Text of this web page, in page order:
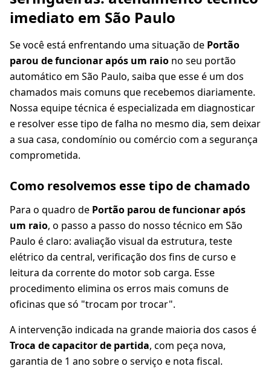
imediato em São Paulo
Se você está enfrentando uma situação de Portão
parou de funcionar após um raio no seu portão
automático em São Paulo, saiba que esse é um dos
chamados mais comuns que recebemos diariamente.
Nossa equipe técnica é especializada em diagnosticar
e resolver esse tipo de falha no mesmo dia, sem deixar
a sua casa, condomínio ou comércio com a segurança
comprometida.
Como resolvemos esse tipo de chamado
Para o quadro de Portão parou de funcionar após
um raio, o passo a passo do nosso técnico em São
Paulo é claro: avaliação visual da estrutura, teste
elétrico da central, verificação dos fins de curso e
leitura da corrente do motor sob carga. Esse
procedimento elimina os erros mais comuns de
oficinas que só "trocam por trocar".
A intervenção indicada na grande maioria dos casos é
Troca de capacitor de partida, com peça nova,
garantia de 1 ano sobre o serviço e nota fiscal.